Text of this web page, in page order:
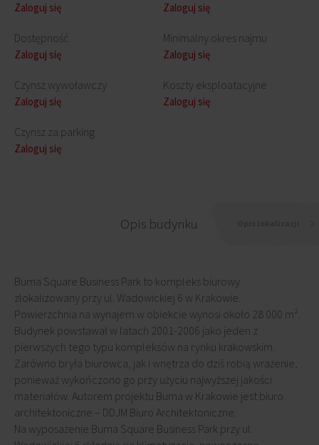
Zaloguj się
Dostępność
Zaloguj się
Czynsz wywoławczy
Zaloguj się
Czynsz za parking
Zaloguj się
Zaloguj się
Minimalny okres najmu
Zaloguj się
Koszty eksploatacyjne
Zaloguj się
Opis budynku
Buma Square Business Park to kompleks biurowy
zlokalizowany przy ul. Wadowickiej 6 w Krakowie.
Powierzchnia na wynajem w obiekcie wynosi około 28 000 m².
Budynek powstawał w latach 2001-2006 jako jeden z
pierwszych tego typu kompleksów na rynku krakowskim.
Zarówno bryła biurowca, jak i wnętrza do dziś robią wrażenie,
ponieważ wykończono go przy użyciu najwyższej jakości
materiałów. Autorem projektu Buma w Krakowie jest biuro
architektoniczne – DDJM Biuro Architektoniczne.
Na wyposażenie Buma Square Business Park przy ul.